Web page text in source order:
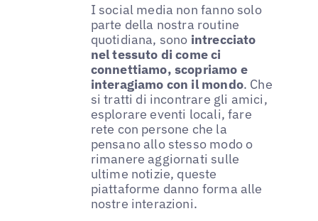
I social media non fanno solo
parte della nostra routine
quotidiana, sono intrecciato
nel tessuto di come ci
connettiamo, scopriamo e
interagiamo con il mondo. Che
si tratti di incontrare gli amici,
esplorare eventi locali, fare
rete con persone che la
pensano allo stesso modo o
rimanere aggiornati sulle
ultime notizie, queste
piattaforme danno forma alle
nostre interazioni.